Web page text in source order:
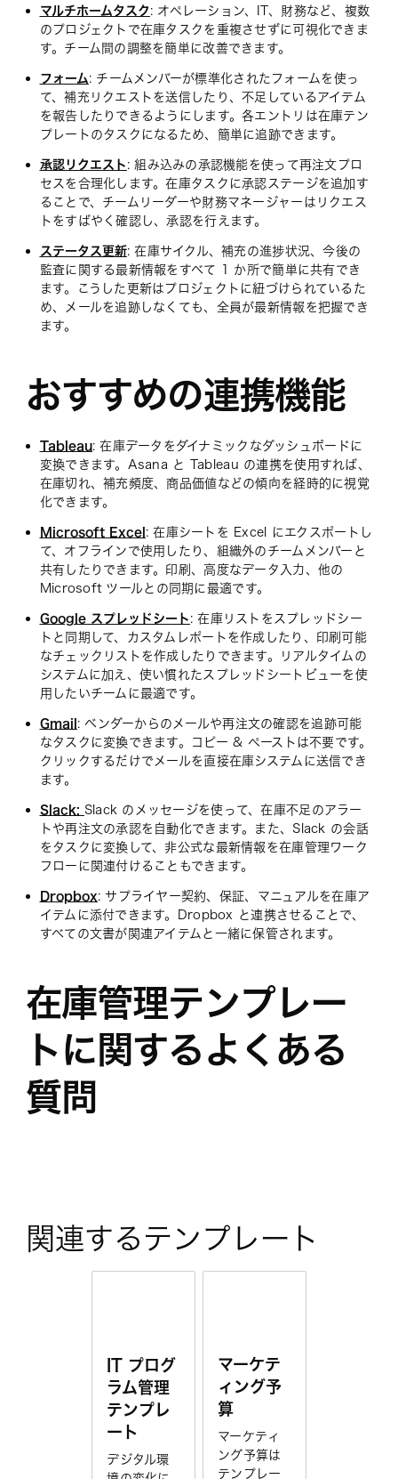
マルチホームタスク : オペレーション、IT、財務など、複数
のプロジェクトで在庫タスクを重複させずに可視化できま
す。チーム間の調整を簡単に改善できます。
フォーム: チームメンバーが標準化されたフォームを使っ
て、補充リクエストを送信したり、不足しているアイテム
を報告したりできるようにします。各エントリは在庫テン
プレートのタスクになるため、簡単に追跡できます。
承認リクエスト : 組み込みの承認機能を使って再注文プロ
セスを合理化します。在庫タスクに承認ステージを追加す
ることで、チームリーダーや財務マネージャーはリクエス
トをすばやく確認し、承認を行えます。
ステータス更新: 在庫サイクル、補充の進捗状況、今後の
監査に関する最新情報をすべて 1 か所で簡単に共有でき
ます。こうした更新はプロジェクトに紐づけられているた
め、メールを追跡しなくても、全員が最新情報を把握でき
ます。
おすすめの連携機能
Tableau: 在庫データをダイナミックなダッシュボードに
変換できます。Asana と Tableau の連携を使用すれば、
在庫切れ、補充頻度、商品価値などの傾向を経時的に視覚
化できます。
Microsoft Excel : 在庫シートを Excel にエクスポートし
て、オフラインで使用したり、組織外のチームメンバーと
共有したりできます。印刷、高度なデータ入力、他の
Microsoft ツールとの同期に最適です。
Google スプレッドシート : 在庫リストをスプレッドシー
トと同期して、カスタムレポートを作成したり、印刷可能
なチェックリストを作成したりできます。リアルタイムの
システムに加え、使い慣れたスプレッドシートビューを使
用したいチームに最適です。
Gmail : ベンダーからのメールや再注文の確認を追跡可能
なタスクに変換できます。コピー & ペーストは不要です。
クリックするだけでメールを直接在庫システムに送信でき
ます。
Slack: Slack のメッセージを使って、在庫不足のアラー
トや再注文の承認を自動化できます。また、Slack の会話
をタスクに変換して、非公式な最新情報を在庫管理ワーク
フローに関連付けることもできます。
Dropbox: サプライヤー契約、保証、マニュアルを在庫ア
イテムに添付できます。Dropbox と連携させることで、
すべての文書が関連アイテムと一緒に保管されます。
在庫管理テンプレー
トに関するよくある
質問
関連するテンプレート
IT プログ
ラム管理
テンプレ
ート
デジタル環
マーケテ
ィング予
算
マーケティ
ング予算は
テンプレー